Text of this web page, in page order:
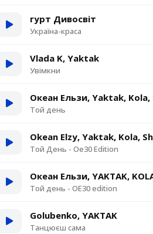
гурт Дивосвіт
Україна-краса
Vlada K, Yaktak
Увімкни
Океан Ельзи, Yaktak, Kola,
Той день
Okean Elzy, Yaktak, Kola,
Той День - Oe30 Edition
Океан Ельзи, YAKTAK,
Той день - OE30 edition
Golubenko, YAKTAK
Танцюєш сама